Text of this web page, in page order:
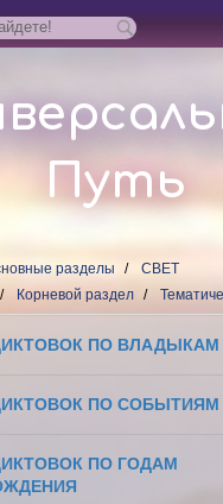
Путь
разделы
СВЕТ
Корневой раздел
ПО ВЛАДЫКАМ
ПО СОБЫТИЯМ
ПО ГОДАМ